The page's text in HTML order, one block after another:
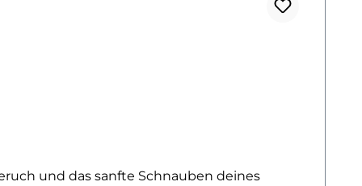
und das sanfte Schnauben deines